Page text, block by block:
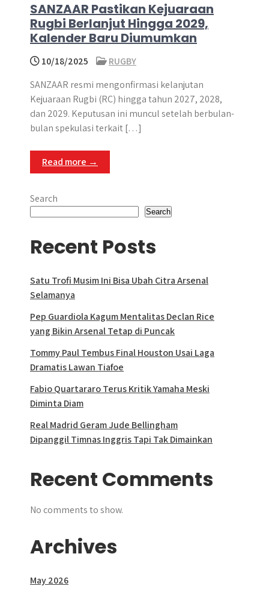
SANZAAR Pastikan Kejuaraan
Rugbi Berlanjut Hingga 2029,
Kalender Baru Diumumkan
10/18/2025
RUGBY
SANZAAR resmi mengonfirmasi kelanjutan
Kejuaraan Rugbi (RC) hingga tahun 2027, 2028,
dan 2029. Keputusan ini muncul setelah berbulan-
bulan spekulasi terkait […]
Read more →
Search
Search
Recent Posts
Satu Trofi Musim Ini Bisa Ubah Citra Arsenal
Selamanya
Pep Guardiola Kagum Mentalitas Declan Rice
yang Bikin Arsenal Tetap di Puncak
Tommy Paul Tembus Final Houston Usai Laga
Dramatis Lawan Tiafoe
Fabio Quartararo Terus Kritik Yamaha Meski
Diminta Diam
Real Madrid Geram Jude Bellingham
Dipanggil Timnas Inggris Tapi Tak Dimainkan
Recent Comments
No comments to show.
Archives
May 2026